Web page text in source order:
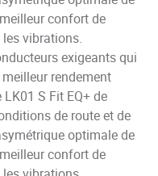
confort de
vibrations.
exigeants qui
rendement
S Fit EQ+ de
de route et de
optimale de
confort de